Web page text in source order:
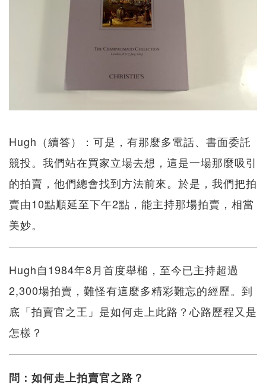
Hugh（續答）：可是，有那麼多電話、書面委託
競投。我們站在買家立場去想，這是一場那麼吸引
的拍賣，他們總會找到方法前來。於是，我們把拍
賣由10點順延至下午2點，能主持那場拍賣，相當
美妙。
Hugh自1984年8月首度舉槌，至今已主持超過
2,300場拍賣，難怪有這麼多精彩難忘的經歷。到
底「拍賣官之王」是如何走上此路？心路歷程又是
怎樣？
問：如何走上拍賣官之路？